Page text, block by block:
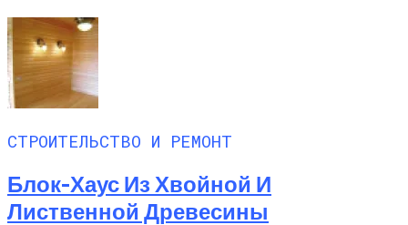
СТРОИТЕЛЬСТВО И РЕМОНТ
Блок-Хаус Из Хвойной И
Лиственной Древесины